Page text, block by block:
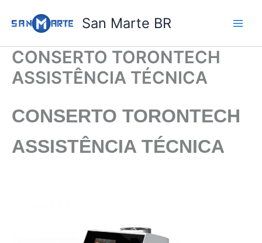
para
conteúdo
San Marte BR
CONSERTO TORONTECH
ASSISTÊNCIA TÉCNICA
CONSERTO TORONTECH
ASSISTÊNCIA TÉCNICA